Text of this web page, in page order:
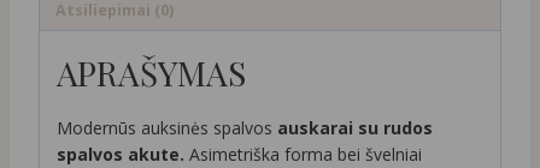
Atsiliepimai (0)
APRAŠYMAS
Modernūs auksinės spalvos auskarai su rudos
spalvos akute. Asimetriška forma bei švelniai